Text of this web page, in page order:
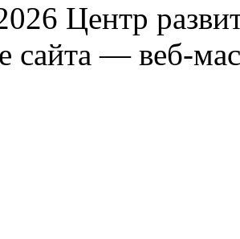
Центр
сайта — веб-